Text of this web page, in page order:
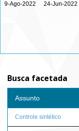
9-Ago-2022 24-Jun-2022
Busca facetada
Assunto
Controle sintético